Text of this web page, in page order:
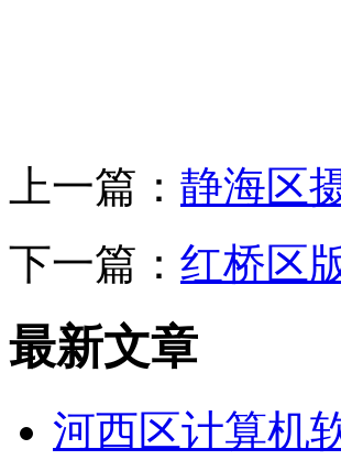
上一篇： 静海区
下一篇： 红桥区
最新文章
河西区计算机